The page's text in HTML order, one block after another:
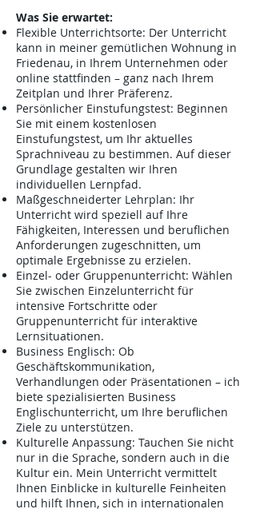
Was Sie erwartet:
Flexible Unterrichtsorte: Der Unterricht
kann in meiner gemütlichen Wohnung in
Friedenau, in Ihrem Unternehmen oder
online stattfinden – ganz nach Ihrem
Zeitplan und Ihrer Präferenz.
Persönlicher Einstufungstest: Beginnen
Sie mit einem kostenlosen
Einstufungstest, um Ihr aktuelles
Sprachniveau zu bestimmen. Auf dieser
Grundlage gestalten wir Ihren
individuellen Lernpfad.
Maßgeschneiderter Lehrplan: Ihr
Unterricht wird speziell auf Ihre
Fähigkeiten, Interessen und beruflichen
Anforderungen zugeschnitten, um
optimale Ergebnisse zu erzielen.
Einzel- oder Gruppenunterricht: Wählen
Sie zwischen Einzelunterricht für
intensive Fortschritte oder
Gruppenunterricht für interaktive
Lernsituationen.
Business Englisch: Ob
Geschäftskommunikation,
Verhandlungen oder Präsentationen – ich
biete spezialisierten Business
Englischunterricht, um Ihre beruflichen
Ziele zu unterstützen.
Kulturelle Anpassung: Tauchen Sie nicht
nur in die Sprache, sondern auch in die
Kultur ein. Mein Unterricht vermittelt
Ihnen Einblicke in kulturelle Feinheiten
und hilft Ihnen, sich in internationalen